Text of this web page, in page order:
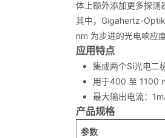
体上额外添加更多探测
其中，Gigahertz-
nm 为步进的光电响应
应用特点
集成两个Si光电二
用于400 至 1100
最大输出电流：
产品规格
参数